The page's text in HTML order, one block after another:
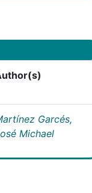
Garcés,
Michael